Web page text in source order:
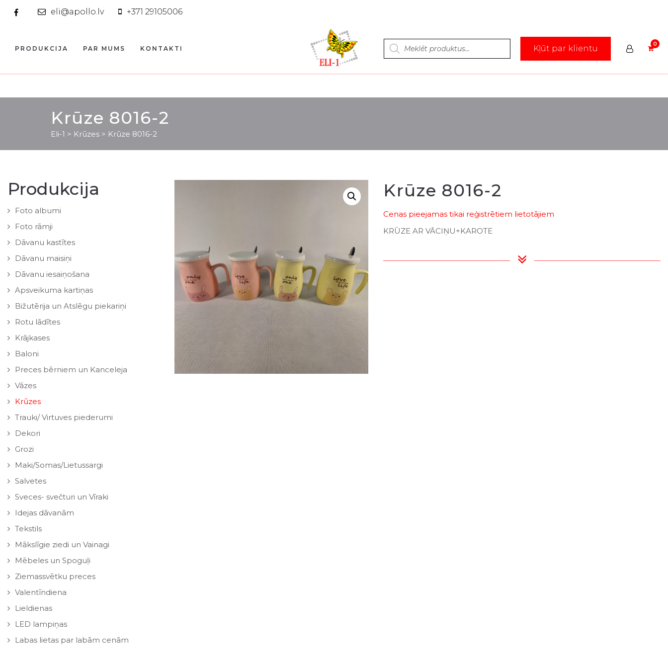
eli@apollo.lv +371 29105006
Products
search Kļūt par klientu
PRODUKCIJA PAR MUMS KONTAKTI
Krūze 8016-2
Eli-1 > Krūzes > Krūze 8016-2
Produkcija
Foto albumi
Foto rāmji
Dāvanu kastītes
Dāvanu maisiņi
Dāvanu iesaiņošana
Apsveikuma kartiņas
Bižutērija un Atslēgu piekariņi
Rotu lādītes
Krājkases
Baloni
Preces bērniem un Kanceleja
Vāzes
Krūzes
Trauki/ Virtuves piederumi
Dekori
Grozi
Maki/Somas/Lietussargi
Salvetes
Sveces- svečturi un Vīraki
Idejas dāvanām
Tekstils
Mākslīgie ziedi un Vainagi
Mēbeles un Spoguļi
Ziemassvētku preces
Valentīndiena
Lieldienas
LED lampiņas
Labas lietas par labām cenām
Krūze 8016-2
Cenas pieejamas tikai reģistrētiem lietotājiem
KRŪZE AR VĀCIŅU+KAROTE